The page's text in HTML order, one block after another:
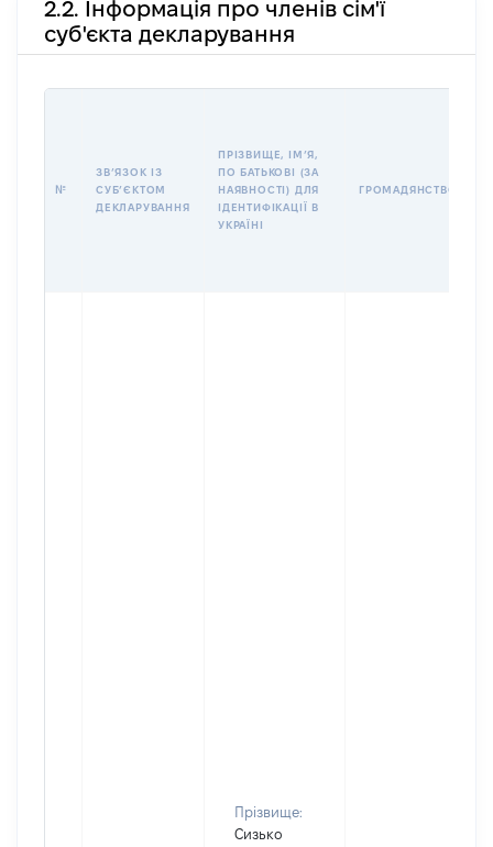
2.2. Інформація про членів сім'ї
суб'єкта декларування
№
ЗВʼЯЗОК ІЗ
СУБʼЄКТОМ
ДЕКЛАРУВАННЯ
ПРІЗВИЩЕ, ІМʼЯ,
ПО БАТЬКОВІ (ЗА
НАЯВНОСТІ) ДЛЯ
ІДЕНТИФІКАЦІЇ В
УКРАЇНІ
ГРОМАДЯНСТВО
Прізвище:
Сизько